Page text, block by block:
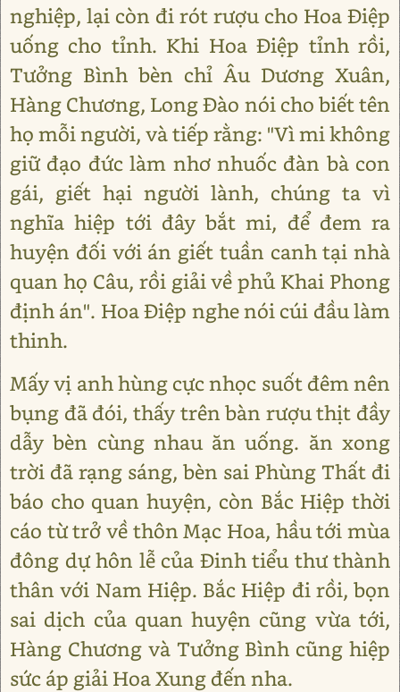
nghiệp, lại còn đi rót rượu cho Hoa Điệp
uống cho tỉnh. Khi Hoa Điệp tỉnh rồi,
Tưởng Bình bèn chỉ Âu Dương Xuân,
Hàng Chương, Long Đào nói cho biết tên
họ mỗi người, và tiếp rằng: "Vì mi không
giữ đạo đức làm nhơ nhuốc đàn bà con
gái, giết hại người lành, chúng ta vì
nghĩa hiệp tới đây bắt mi, để đem ra
huyện đối với án giết tuần canh tại nhà
quan họ Câu, rồi giải về phủ Khai Phong
định án". Hoa Điệp nghe nói cúi đầu làm
thinh.
Mấy vị anh hùng cực nhọc suốt đêm nên
bụng đã đói, thấy trên bàn rượu thịt đầy
dẫy bèn cùng nhau ăn uống. ăn xong
trời đã rạng sáng, bèn sai Phùng Thất đi
báo cho quan huyện, còn Bắc Hiệp thời
cáo từ trở về thôn Mạc Hoa, hầu tới mùa
đông dự hôn lễ của Đinh tiểu thư thành
thân với Nam Hiệp. Bắc Hiệp đi rồi, bọn
sai dịch của quan huyện cũng vừa tới,
Hàng Chương và Tưởng Bình cũng hiệp
sức áp giải Hoa Xung đến nha.